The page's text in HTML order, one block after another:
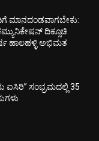
ಮಾನದಂಡವಾಗಬೇಕು:
ದಿಕ್ಸೂಚಿ
ಹಾಲಹಳ್ಳಿ ಅಭಿಮತ
ಸಂಭ್ರಮದಲ್ಲಿ 35